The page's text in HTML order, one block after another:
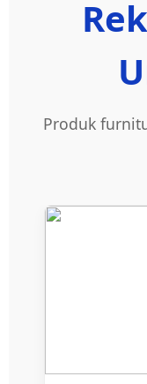
Produk